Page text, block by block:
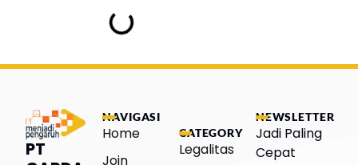
PT
NAVIGASI
Home
Join
CATEGORY
Legalitas
NEWSLETTER
Jadi Paling
Cepat